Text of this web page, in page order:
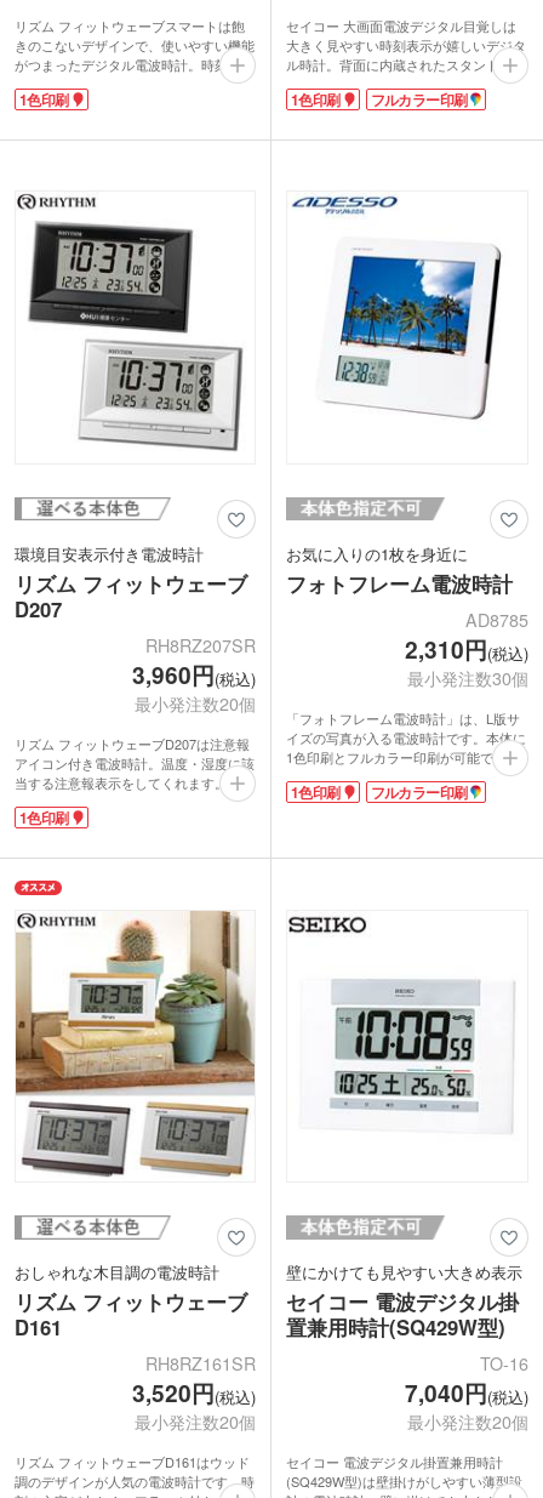
リズム フィットウェーブスマートは飽
きのこないデザインで、使いやすい機能
がつまったデジタル電波時計。時刻を自
動で受信します。旅行や出張先にも携帯
しやすい軽量でコンパクトなサイズで
て、不安な早起きもバッチリ。手動の時
1色名入れ印刷でオリジナルの記念品作
成におすすめ。有名ブランドメーカーの
時計は卒業記念や創立・周年記念にピッ
タリです。
1色印刷
セイコー 大画面電波デジタル目覚しは
大きく見やすい時刻表示が嬉しいデジタ
ル時計。背面に内蔵されたスタンドを使
えば置時計に、付属のねじを取り付けれ
ば掛け時計にもなる掛置兼用タイプで
度表示があり、お部屋と健康管理に役立
「ダンダントーン」という徐々に音が速
くなる電子音を採用しています。
能です。シンプルなデザインで名入れが
映えます。有名ブランド品はもらって嬉
しい記念品になります。
1色印刷 フルカラー印刷
環境目安表示付き電波時計
リズム フィットウェーブ
D207
RH8RZ207SR
3,960円(税込)
最小発注数20個
リズム フィットウェーブD207は注意報
アイコン付き電波時計。温度・湿度に該
当する注意報表示をしてくれます。コン
パクトながら文字が大きめのデザイン
で、天面のボタンを押せばバックライト
い置き時計です。アラーム・スヌーズ機
能付きなので旅行先のホテルへの携帯に
も便利です。
正面と裏面電池蓋に1色印刷が可能で
す。玄関・リビング・デスクどんな場所
にもなじみます。卒業記念品や開業・周
年記念品にいかがでしょうか。
1色印刷
お気に入りの1枚を身近に
フォトフレーム電波時計
AD8785
2,310円(税込)
最小発注数30個
「フォトフレーム電波時計」は、L版サ
イズの写真が入る電波時計です。本体に
1色印刷とフルカラー印刷が可能です。
フレームはシンプルなホワイトで、印刷
が映えます。目につく時計画面のすぐ横
お品です。クラブやクラス、会社の思い
くれ、アラームやスヌーズ機能も充実し
ています。
1色印刷 フルカラー印刷
おしゃれな木目調の電波時計
リズム フィットウェーブ
D161
RH8RZ161SR
3,520円(税込)
最小発注数20個
リズム フィットウェーブD161はウッド
調のデザインが人気の電波時計です。時
壁にかけても見やすい大きめ表示
セイコー 電波デジタル掛
置兼用時計(SQ429W型)
TO-16
7,040円(税込)
最小発注数20個
セイコー 電波デジタル掛置兼用時計
(SQ429W型)は壁掛けがしやすい薄型設